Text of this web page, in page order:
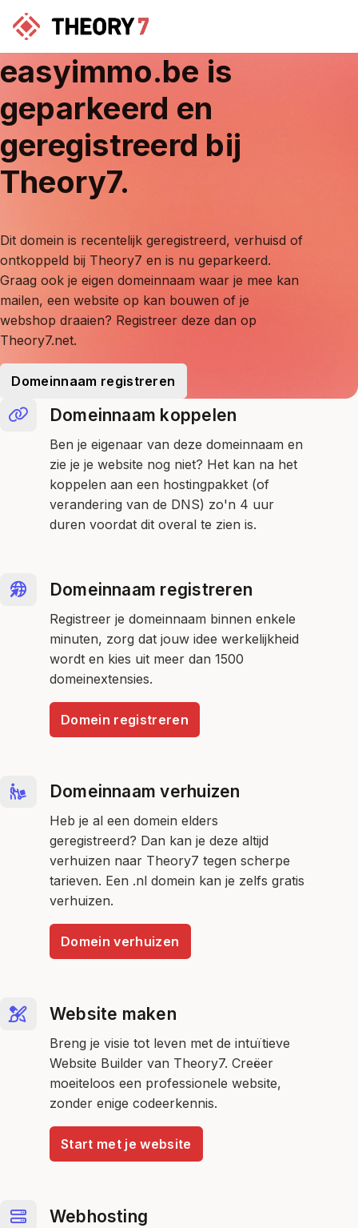
easyimmo.be is
geparkeerd en
geregistreerd bij
Theory7.
Dit domein is recentelijk geregistreerd, verhuisd of
ontkoppeld bij Theory7 en is nu geparkeerd.
Graag ook je eigen domeinnaam waar je mee kan
mailen, een website op kan bouwen of je
webshop draaien? Registreer deze dan op
Theory7.net.
Domeinnaam registreren
Domeinnaam koppelen
Ben je eigenaar van deze domeinnaam en
zie je je website nog niet? Het kan na het
koppelen aan een hostingpakket (of
verandering van de DNS) zo'n 4 uur
duren voordat dit overal te zien is.
Domeinnaam registreren
Registreer je domeinnaam binnen enkele
minuten, zorg dat jouw idee werkelijkheid
wordt en kies uit meer dan 1500
domeinextensies.
Domein registreren
Domeinnaam verhuizen
Heb je al een domein elders
geregistreerd? Dan kan je deze altijd
verhuizen naar Theory7 tegen scherpe
tarieven. Een .nl domein kan je zelfs gratis
verhuizen.
Domein verhuizen
Website maken
Breng je visie tot leven met de intuïtieve
Website Builder van Theory7. Creëer
moeiteloos een professionele website,
zonder enige codeerkennis.
Start met je website
Webhosting